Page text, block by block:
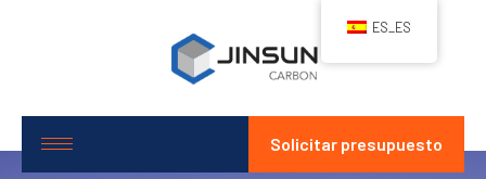
Solicitar presupuesto
ES_ES